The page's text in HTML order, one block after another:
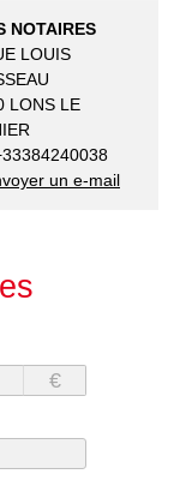
NOTAIRES
LOUIS
LONS LE
un e-mail
€